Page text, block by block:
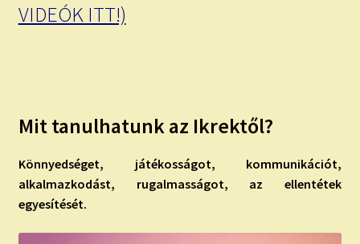
VIDEÓK ITT!)
Mit tanulhatunk az Ikrektől?
Könnyedséget, játékosságot, kommunikációt,
alkalmazkodást, rugalmasságot, az ellentétek
egyesítését.